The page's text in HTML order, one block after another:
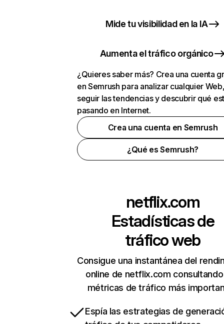
Mide tu visibilidad en la IA
Aumenta el tráfico orgánico
¿Quieres saber más? Crea una cuenta
en Semrush para analizar cualquier
seguir las tendencias y descubrir qué
pasando en Internet.
Crea una cuenta en Semrush
¿Qué es Semrush?
netflix.com
Estadísticas de
tráfico web
Consigue una instantánea del
online de netflix.com
métricas de tráfico más
Espía las estrategias de